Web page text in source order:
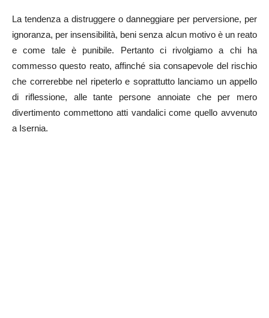
La tendenza a distruggere o danneggiare per perversione, per
ignoranza, per insensibilità, beni senza alcun motivo è un reato
e come tale è punibile. Pertanto ci rivolgiamo a chi ha
commesso questo reato, affinché sia consapevole del rischio
che correrebbe nel ripeterlo e soprattutto lanciamo un appello
di riflessione, alle tante persone annoiate che per mero
divertimento commettono atti vandalici come quello avvenuto
a Isernia.